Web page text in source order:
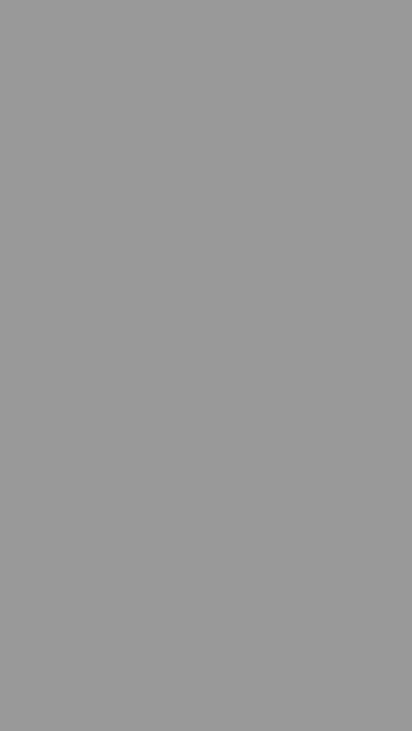
dell'azienda, abbiamo raccolto
alle nostre linee guida sulle